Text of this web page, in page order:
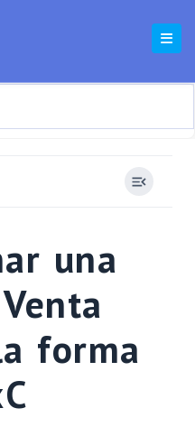
una
forma